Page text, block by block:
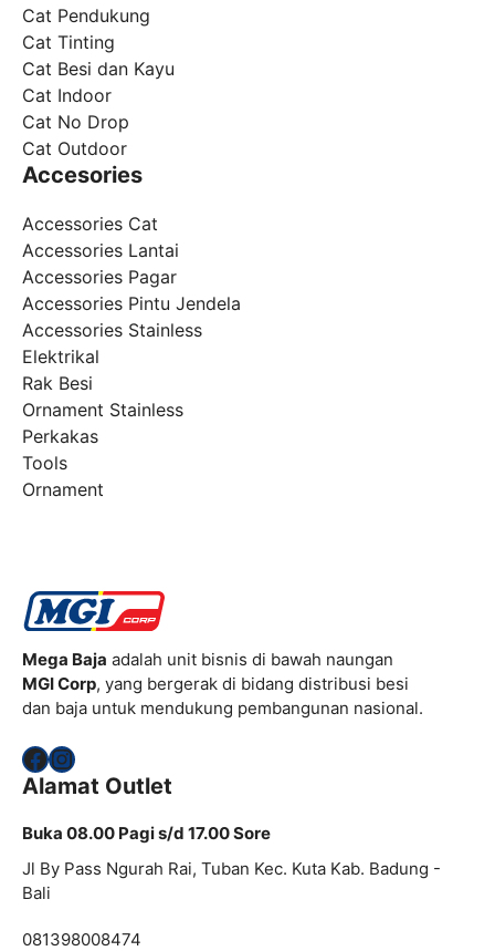
Cat Pendukung
Cat Tinting
Cat Besi dan Kayu
Cat Indoor
Cat No Drop
Cat Outdoor
Accesories
Accessories Cat
Accessories Lantai
Accessories Pagar
Accessories Pintu Jendela
Accessories Stainless
Elektrikal
Rak Besi
Ornament Stainless
Perkakas
Tools
Ornament
Mega Baja adalah unit bisnis di bawah naungan
MGI Corp, yang bergerak di bidang distribusi besi
dan baja untuk mendukung pembangunan nasional.
Facebook
Instagram
Alamat Outlet
Buka 08.00 Pagi s/d 17.00 Sore
Jl By Pass Ngurah Rai, Tuban Kec. Kuta Kab. Badung -
Bali
081398008474